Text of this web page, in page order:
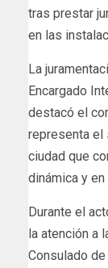
tras prestar
en las
La
Encargado
destacó el
representa el
ciudad que
dinámica y
Durante el
la atención a
Consulado